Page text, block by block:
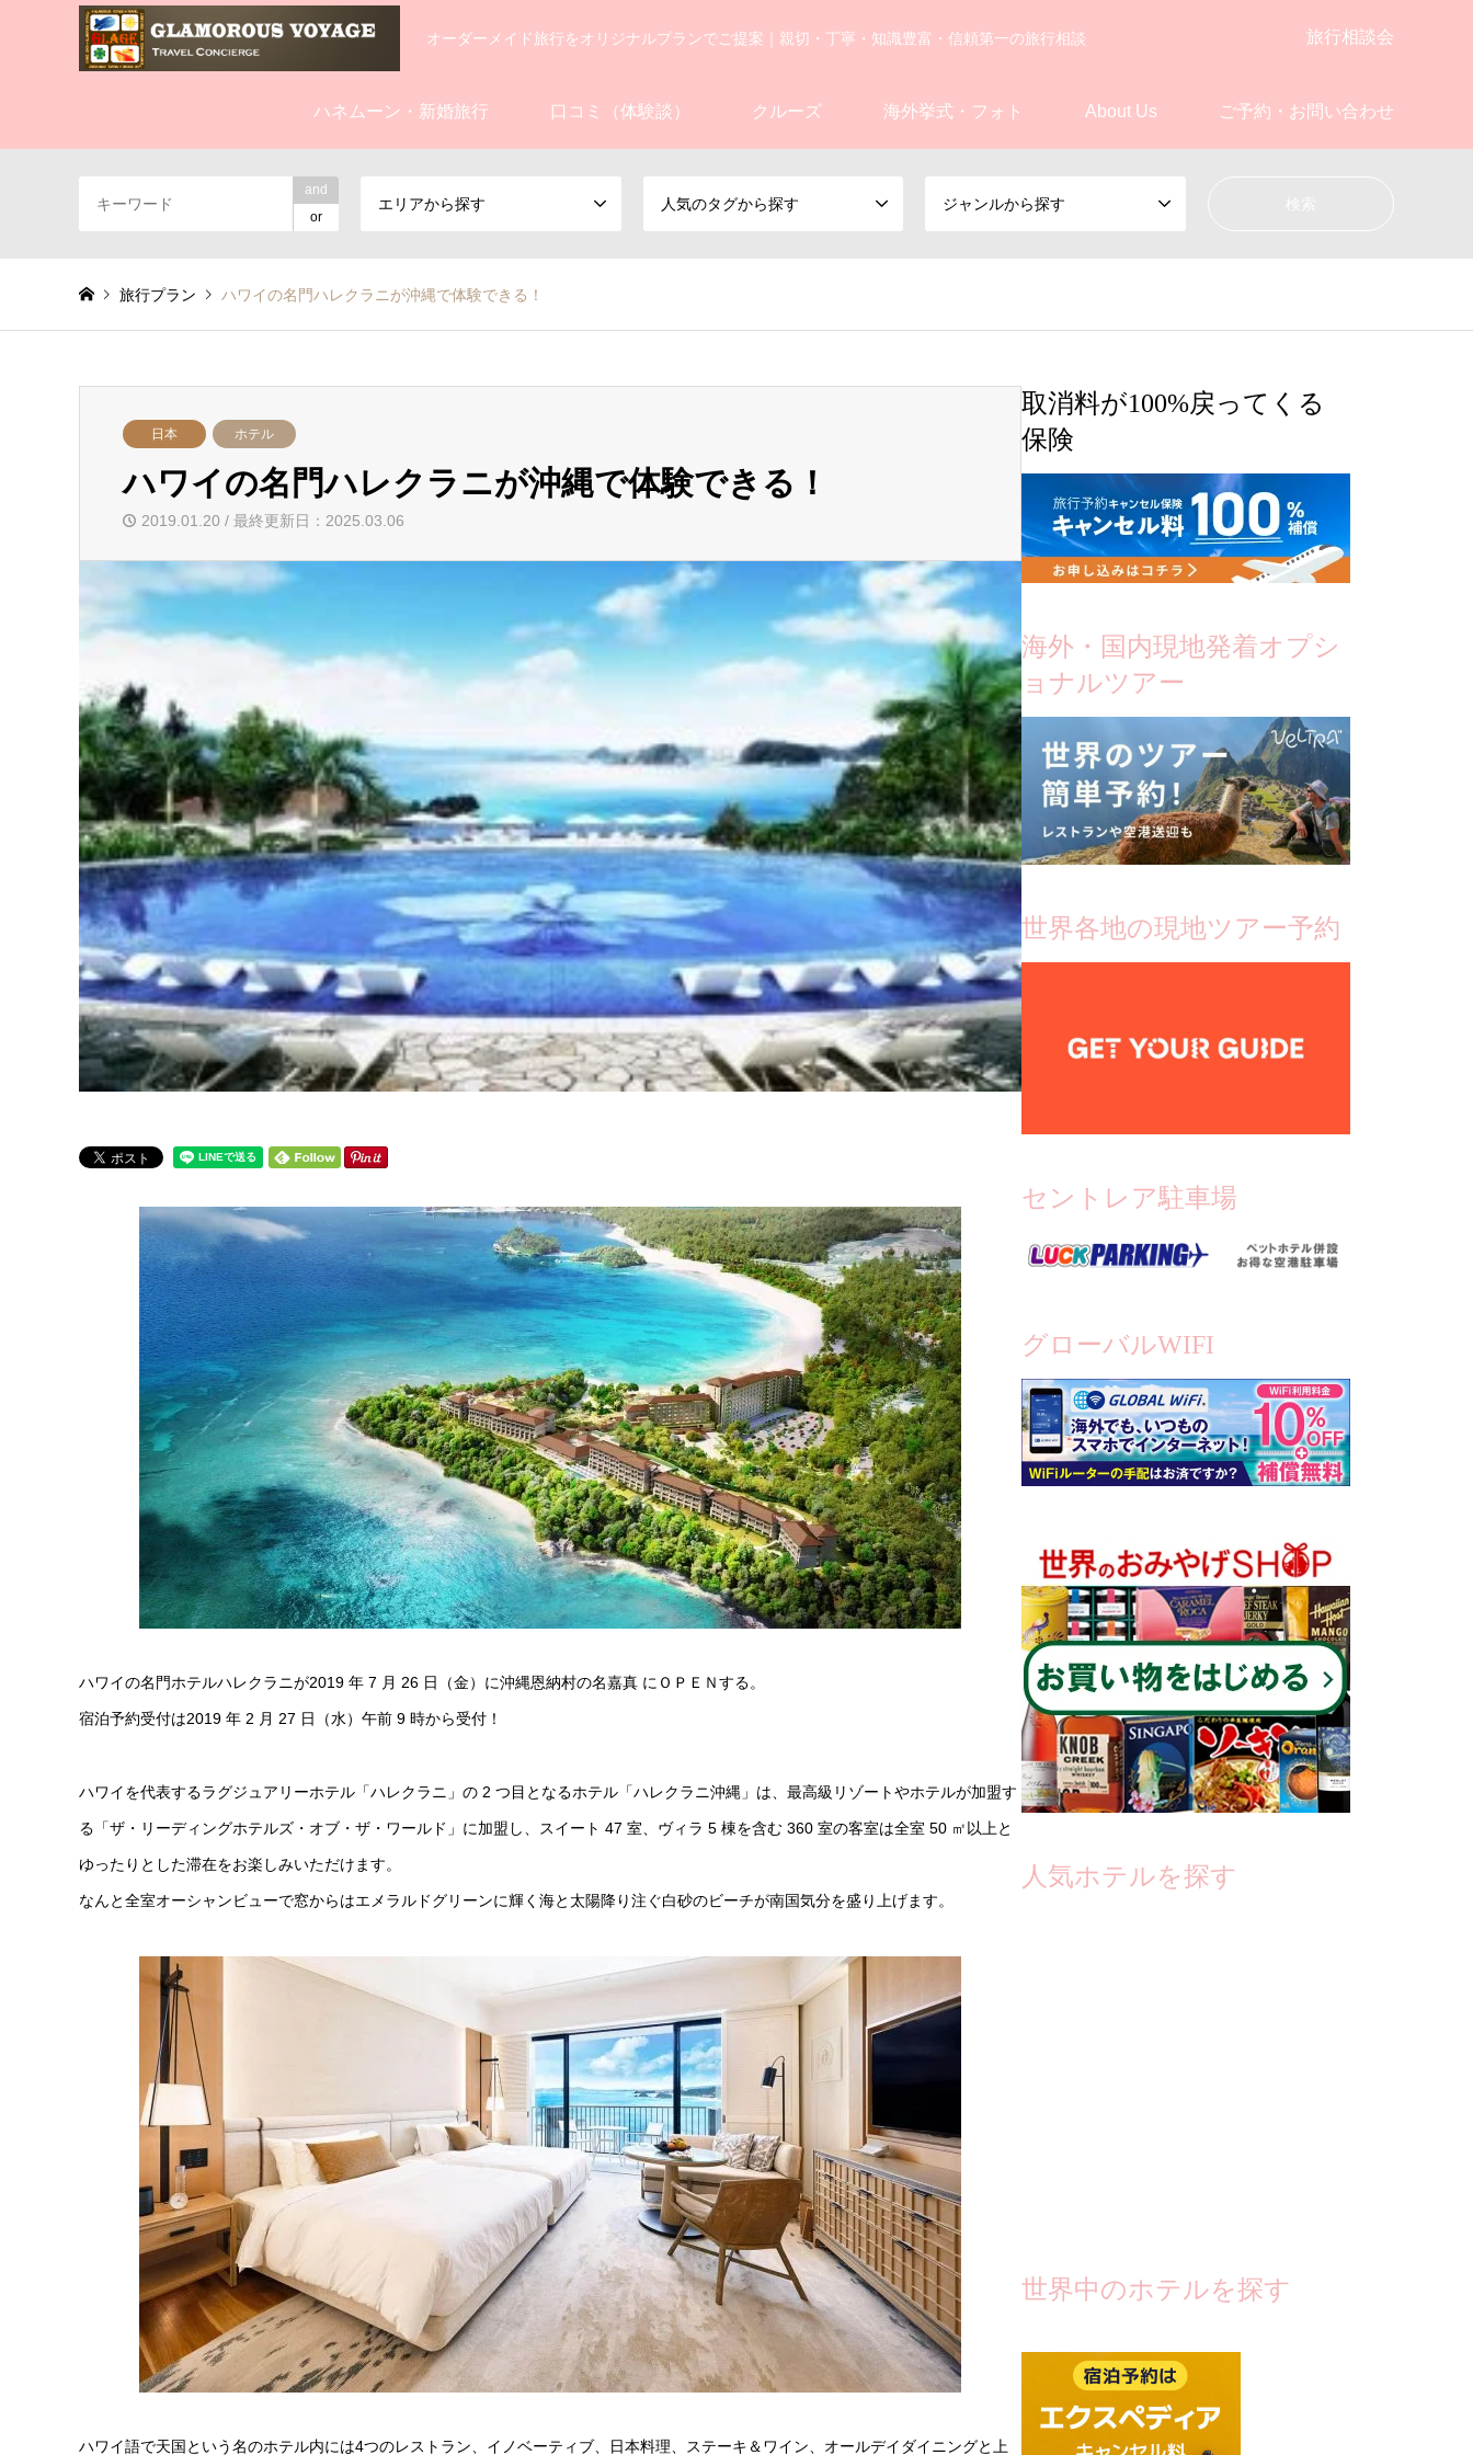
オーダーメイド旅行をオリジナルプランでご提案｜親切・丁寧・知識豊富・信頼第一の旅行相談 旅行相談会
ハネムーン・新婚旅行 口コミ（体験談） クルーズ 海外挙式・フォト About Us ご予約・お問い合わせ
and
or
エリアから探す 人気のタグから探す ジャンルから探す
旅行プラン ハワイの名門ハレクラニが沖縄で体験できる！
日本 ホテル
ハワイの名門ハレクラニが沖縄で体験できる！
2019.01.20 / 最終更新日：2025.03.06
ハワイの名門ホテルハレクラニが2019 年 7 月 26 日（金）に沖縄恩納村の名嘉真 にＯＰＥＮする。
宿泊予約受付は2019 年 2 月 27 日（水）午前 9 時から受付！
ハワイを代表するラグジュアリーホテル「ハレクラニ」の 2 つ目となるホテル「ハレクラニ沖縄」は、最高級リゾートやホテルが加盟す
る「ザ・リーディングホテルズ・オブ・ザ・ワールド」に加盟し、スイート 47 室、ヴィラ 5 棟を含む 360 室の客室は全室 50 ㎡以上と
ゆったりとした滞在をお楽しみいただけます。
なんと全室オーシャンビューで窓からはエメラルドグリーンに輝く海と太陽降り注ぐ白砂のビーチが南国気分を盛り上げます。
ハワイ語で天国という名のホテル内には4つのレストラン、イノベーティブ、日本料理、ステーキ＆ワイン、オールデイダイニングと上
取消料が100%戻ってくる
保険
海外・国内現地発着オプシ
ョナルツアー
世界各地の現地ツアー予約
セントレア駐車場
グローバルWIFI
人気ホテルを探す
世界中のホテルを探す